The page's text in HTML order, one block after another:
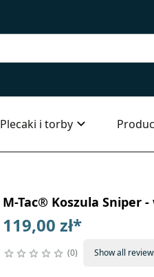
Plecaki i torby
M-Tac® Koszula Sniper
119,00 zł*
0 Show all